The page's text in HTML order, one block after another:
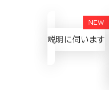
説明に伺います